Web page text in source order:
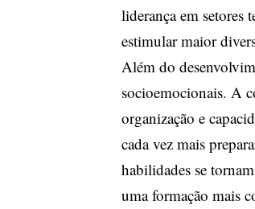
liderança em setores
estimular maior
Além do
socioemocionais. A
organização e
cada vez mais
habilidades se
uma formação mais